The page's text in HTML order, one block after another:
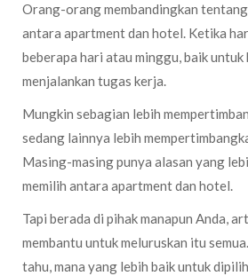
Orang-orang membandingkan
antara apartment dan hotel. Ketika
beberapa hari atau minggu, baik
menjalankan tugas kerja.
Mungkin sebagian lebih
sedang lainnya lebih
Masing-masing punya alasan yang
memilih antara apartment dan hotel.
Tapi berada di pihak manapun Anda,
membantu untuk meluruskan itu
tahu, mana yang lebih baik untuk